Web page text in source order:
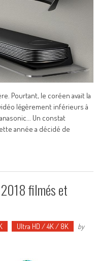
Pourtant, le coréen avait la
légèrement inférieurs à
Un constat
année a décidé de
2018 filmés et
Ultra HD / 4K / 8K
by